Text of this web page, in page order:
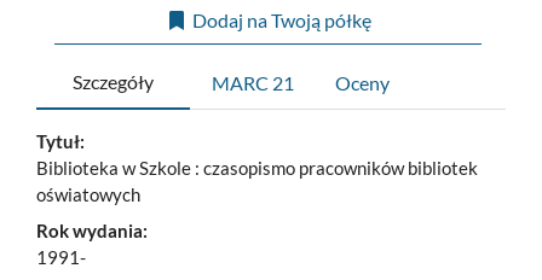
Dodaj na Twoją półkę
Szczegóły MARC 21 Oceny
Tytuł:
Biblioteka w Szkole : czasopismo pracowników bibliotek
oświatowych
Rok wydania:
1991-